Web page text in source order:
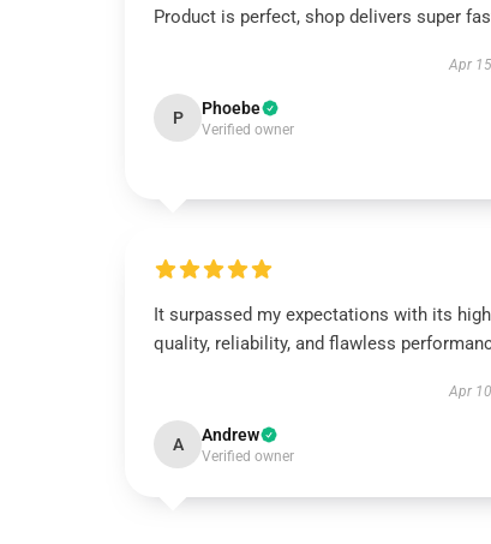
Product is perfect, shop delivers super
Apr
P Phoebe
Verified owner
It surpassed my expectations with its high
quality, reliability, and flawless
Apr
A Andrew
Verified owner